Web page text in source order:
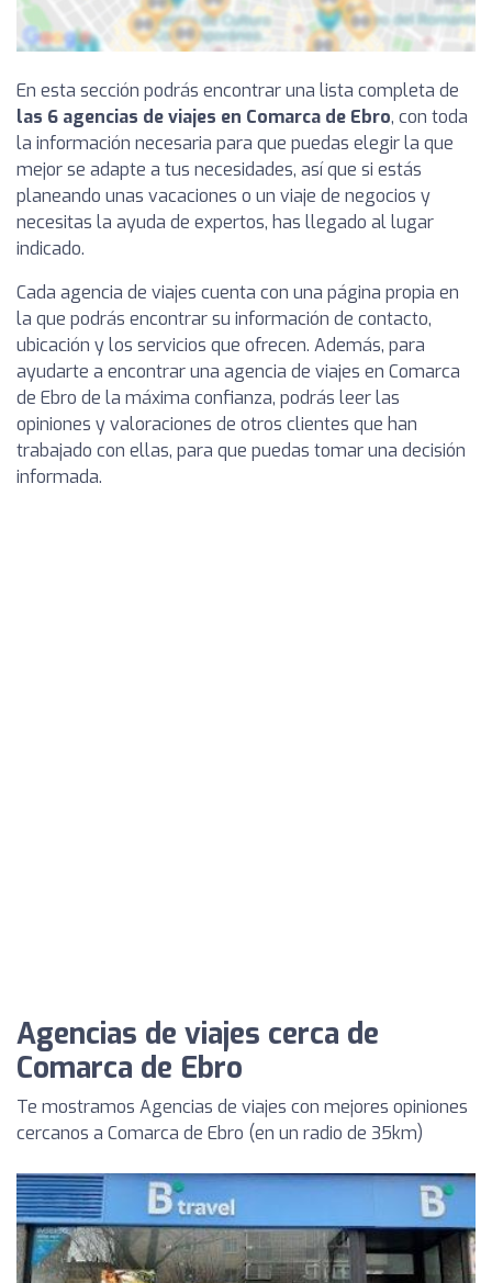
En esta sección podrás encontrar una lista completa de
las 6 agencias de viajes en Comarca de Ebro, con toda
la información necesaria para que puedas elegir la que
mejor se adapte a tus necesidades, así que si estás
planeando unas vacaciones o un viaje de negocios y
necesitas la ayuda de expertos, has llegado al lugar
indicado.
Cada agencia de viajes cuenta con una página propia en
la que podrás encontrar su información de contacto,
ubicación y los servicios que ofrecen. Además, para
ayudarte a encontrar una agencia de viajes en Comarca
de Ebro de la máxima confianza, podrás leer las
opiniones y valoraciones de otros clientes que han
trabajado con ellas, para que puedas tomar una decisión
informada.
Agencias de viajes cerca de
Comarca de Ebro
Te mostramos Agencias de viajes con mejores opiniones
cercanos a Comarca de Ebro (en un radio de 35km)